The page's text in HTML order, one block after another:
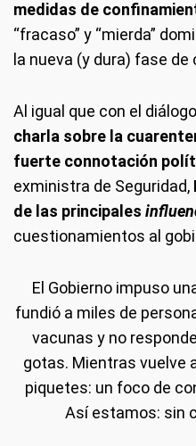
medidas de
“fracaso” y “mierda”
la nueva (y dura) fase de
Al igual que con el
charla sobre la
fuerte connotación
exministra de Seguridad,
de las principales
cuestionamientos al
El Gobierno impuso
fundió a miles de
vacunas y no
gotas. Mientras vuelve
piquetes: un foco de
Así estamos: sin